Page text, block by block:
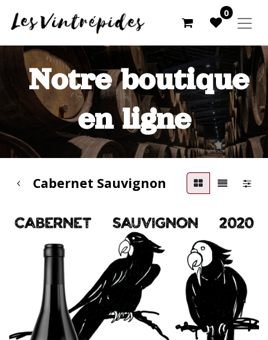
0
Notre boutique
en ligne
Cabernet Sauvignon